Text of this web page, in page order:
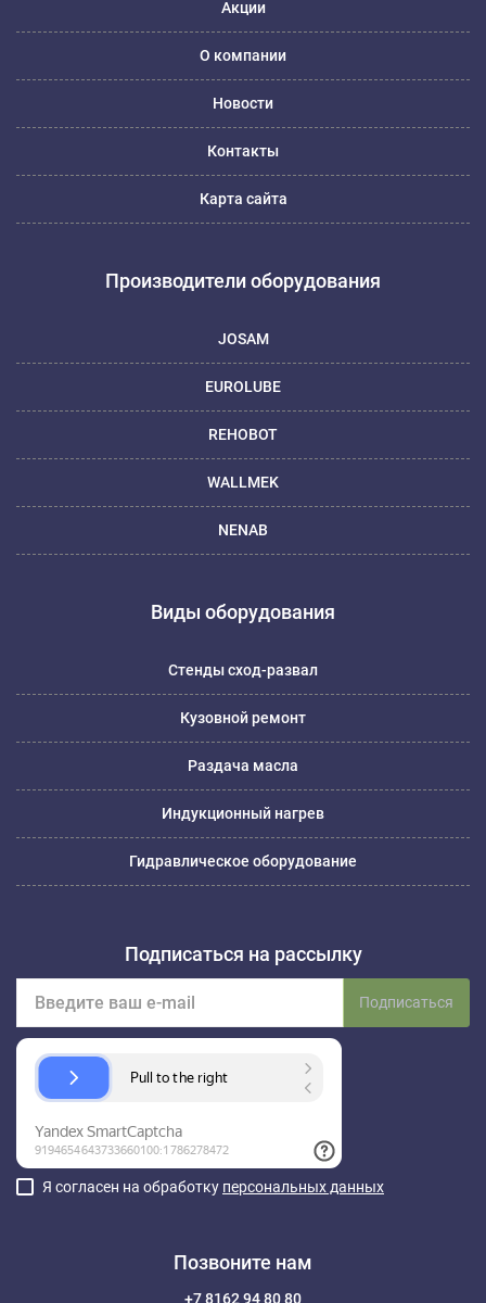
Акции
О компании
Новости
Контакты
Карта сайта
Производители оборудования
JOSAM
EUROLUBE
REHOBOT
WALLMEK
NENAB
Виды оборудования
Стенды сход-развал
Кузовной ремонт
Раздача масла
Индукционный нагрев
Гидравлическое оборудование
Подписаться на рассылку
Подписаться
Я согласен на обработку персональных данных
Позвоните нам
+7 8162 94 80 80